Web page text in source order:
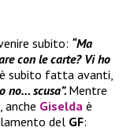
subito: “Ma
con le carte? Vi ho
subito fatta avanti,
no… scusa”.Mentre
anche Giselda è
del GF: